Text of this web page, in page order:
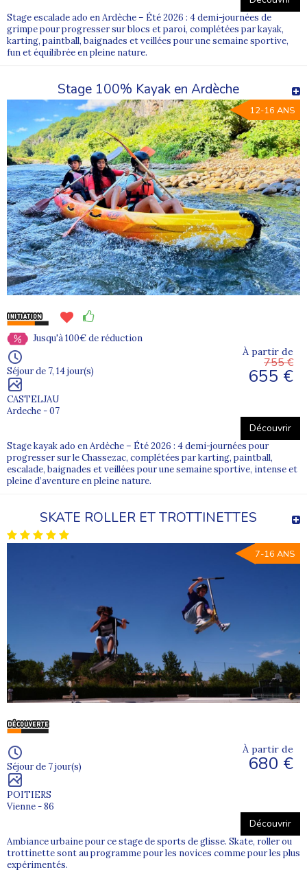
Stage escalade ado en Ardèche – Été 2026 : 4 demi-journées de
grimpe pour progresser sur blocs et paroi, complétées par kayak,
karting, paintball, baignades et veillées pour une semaine sportive,
fun et équilibrée en pleine nature.
Stage 100% Kayak en Ardèche
12-16 ANS
Jusqu'à 100€ de réduction
Séjour de 7, 14 jour(s)
CASTELJAU
Ardeche - 07
À partir de
755 €
655 €
Découvrir
Stage kayak ado en Ardèche – Été 2026 : 4 demi-journées pour
progresser sur le Chassezac, complétées par karting, paintball,
escalade, baignades et veillées pour une semaine sportive, intense et
pleine d’aventure en pleine nature.
SKATE ROLLER ET TROTTINETTES
7-16 ANS
Séjour de 7 jour(s)
POITIERS
Vienne - 86
À partir de
680 €
Découvrir
Ambiance urbaine pour ce stage de sports de glisse. Skate, roller ou
trottinette sont au programme pour les novices comme pour les plus
expérimentés.